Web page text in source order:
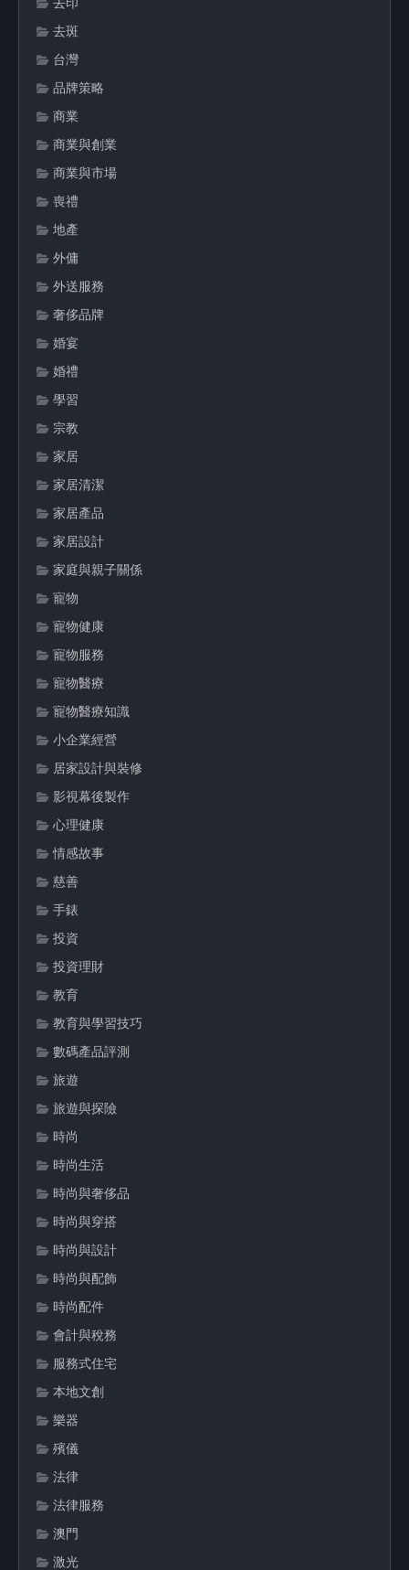
去斑
台灣
品牌策略
商業
商業與創業
商業與市場
喪禮
地產
外傭
外送服務
奢侈品牌
婚宴
婚禮
學習
宗教
家居
家居清潔
家居產品
家居設計
家庭與親子關係
寵物
寵物健康
寵物服務
寵物醫療
寵物醫療知識
小企業經營
居家設計與裝修
影視幕後製作
心理健康
情感故事
慈善
手錶
投資
投資理財
教育
教育與學習技巧
數碼產品評測
旅遊
旅遊與探險
時尚
時尚生活
時尚與奢侈品
時尚與穿搭
時尚與設計
時尚與配飾
時尚配件
會計與稅務
服務式住宅
本地文創
樂器
殯儀
法律
法律服務
澳門
激光